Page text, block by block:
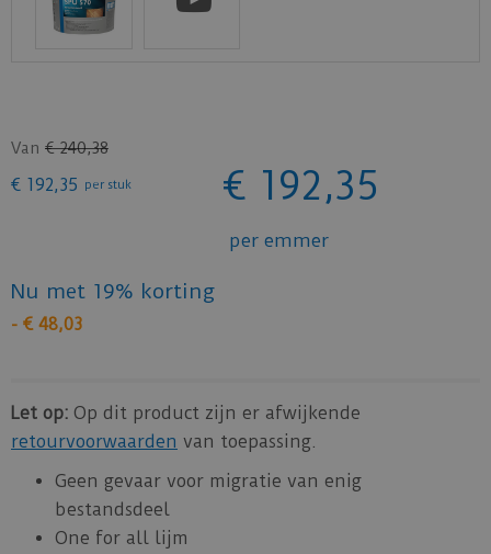
Van € 240,38
€ 192,35 per stuk € 192,35
per emmer
Nu met 19% korting
- € 48,03
Let op: Op dit product zijn er afwijkende
retourvoorwaarden van toepassing.
Geen gevaar voor migratie van enig
bestandsdeel
One for all lijm